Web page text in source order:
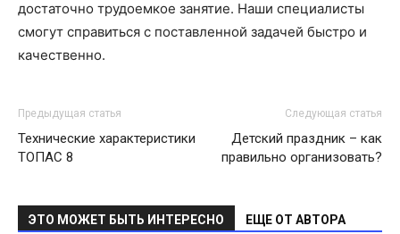
достаточно трудоемкое занятие. Наши специалисты
смогут справиться с поставленной задачей быстро и
качественно.
Предыдущая статья
Технические характеристики
ТОПАС 8
Следующая статья
Детский праздник – как
правильно организовать?
ЭТО МОЖЕТ БЫТЬ ИНТЕРЕСНО ЕЩЕ ОТ АВТОРА